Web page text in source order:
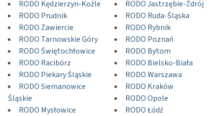
RODO Kędzierzyn-Koźle
RODO Prudnik
RODO Zawiercie
RODO Tarnowskie Góry
RODO Świętochłowice
RODO Racibórz
RODO Piekary Śląskie
RODO Siemanowice
Śląskie
RODO Mysłowice
RODO Jastrzębie-Zdrój
RODO Ruda-Śląska
RODO Rybnik
RODO Poznań
RODO Bytom
RODO Bielsko-Biała
RODO Warszawa
RODO Kraków
RODO Opole
RODO Łódź